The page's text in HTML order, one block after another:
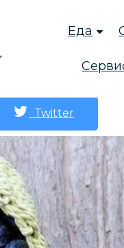
Еда
Twitter